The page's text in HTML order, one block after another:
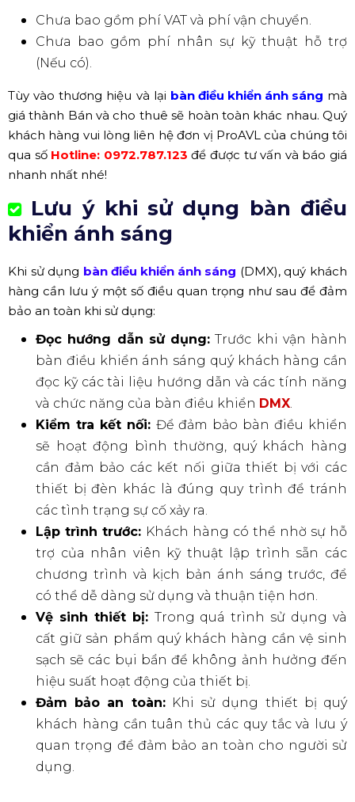
Chưa bao gồm phí VAT và phí vận chuyển.
Chưa bao gồm phí nhân sự kỹ thuật hỗ trợ
(Nếu có).
Tùy vào thương hiệu và lại bàn điều khiển ánh sáng mà
giá thành Bán và cho thuê sẽ hoàn toàn khác nhau. Quý
khách hàng vui lòng liên hệ đơn vị ProAVL của chúng tôi
qua số Hotline: 0972.787.123 để được tư vấn và báo giá
nhanh nhất nhé!
Lưu ý khi sử dụng bàn điều
khiển ánh sáng
Khi sử dụng bàn điều khiển ánh sáng (DMX), quý khách
hàng cần lưu ý một số điều quan trọng như sau để đảm
bảo an toàn khi sử dụng:
Đọc hướng dẫn sử dụng: Trước khi vận hành
bàn điều khiển ánh sáng quý khách hàng cần
đọc kỹ các tài liệu hướng dẫn và các tính năng
và chức năng của bàn điều khiển DMX
Kiểm tra kết nối: Để đảm bảo bàn điều khiển
sẽ hoạt động bình thường, quý khách hàng
cần đảm bảo các kết nối giữa thiết bị với các
thiết bị đèn khác là đúng quy trình để tránh
các tình trạng sự cố xảy ra.
Lập trình trước: Khách hàng có thể nhờ sự hỗ
trợ của nhân viên kỹ thuật lập trình sẵn các
chương trình và kịch bản ánh sáng trước, để
có thể dễ dàng sử dụng và thuận tiện hơn.
Vệ sinh thiết bị: Trong quá trình sử dụng và
cất giữ sản phẩm quý khách hàng cần vệ sinh
sạch sẽ các bụi bẩn để không ảnh hưởng đến
hiệu suất hoạt động của thiết bị.
Đảm bảo an toàn:Khi sử dụng thiết bị quý
khách hàng cần tuân thủ các quy tắc và lưu ý
quan trọng để đảm bảo an toàn cho người sử
dụng.